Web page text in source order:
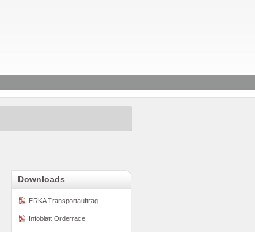
Downloads
ERKA Transportauftrag
Infoblatt Orderrace